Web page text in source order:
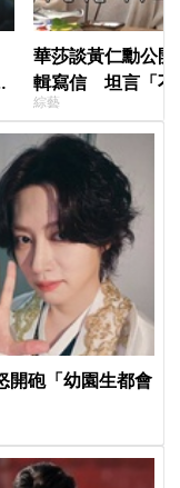
華莎談黃仁勳公
輯寫信 坦言「不
來」
綜藝
開砲「幼園生都會